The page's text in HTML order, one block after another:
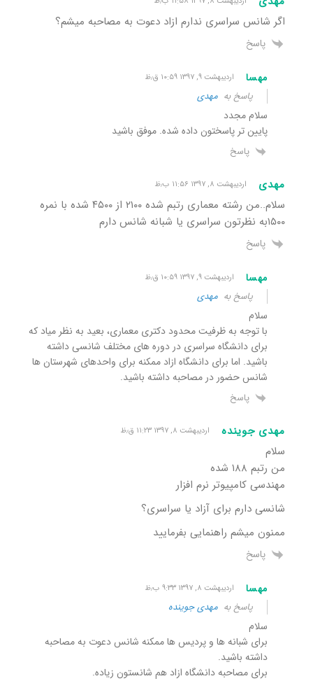
اگر شانس سراسری ندارم ازاد دعوت به مصاحبه میشم؟
پاسخ
مهسا اردیبهشت ۹, ۱۳۹۷ ۱۰:۵۹ ق٫ظ
پاسخ به مهدی
سلام مجدد
پایین تر پاسختون داده شده. موفق باشید
پاسخ
مهدی اردیبهشت ۸, ۱۳۹۷ ۱۱:۵۶ ب٫ظ
سلام..من رشته معماری رتبم شده ۲۱۰۰ از ۴۵۰۰ شده با نمره
۱۵۰۰به نظرتون سراسری یا شبانه شانس دارم
پاسخ
مهسا اردیبهشت ۹, ۱۳۹۷ ۱۰:۵۹ ق٫ظ
پاسخ به مهدی
سلام
با توجه به ظرفیت محدود دکتری معماری، بعید به نظر میاد که
برای دانشگاه سراسری در دوره های مختلف شانسی داشته
باشید. اما برای دانشگاه ازاد ممکنه برای واحدهای شهرستان ها
شانس حضور در مصاحبه داشته باشید.
پاسخ
مهدی جوینده اردیبهشت ۸, ۱۳۹۷ ۱۱:۲۳ ق٫ظ
سلام
من رتبم ١٨٨ شده
مهندسی کامپیوتر نرم افزار
شانسی دارم برای آزاد یا سراسری؟
ممنون میشم راهنمایی بفرمایید
پاسخ
مهسا اردیبهشت ۸, ۱۳۹۷ ۹:۳۳ ب٫ظ
پاسخ به مهدی جوینده
سلام
برای شبانه ها و پردیس ها ممکنه شانس دعوت به مصاحبه
داشته باشید.
برای مصاحبه دانشگاه ازاد هم شانستون زیاده.